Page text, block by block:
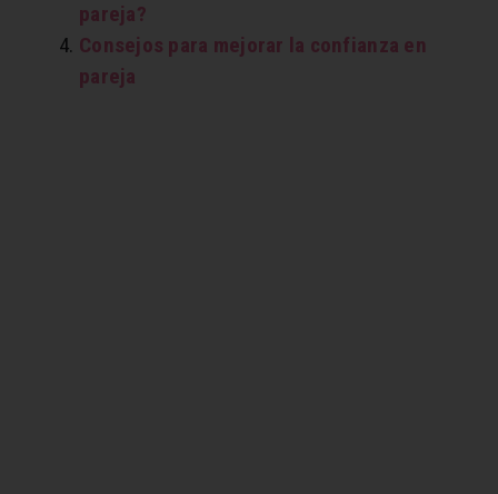
pareja?
Consejos para mejorar la confianza en
pareja